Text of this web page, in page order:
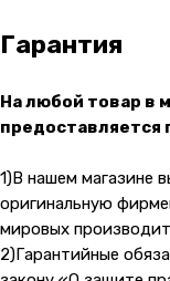
Гарантия
На любой товар в
предоставляется
1)В нашем магазине
оригинальную
мировых
2)Гарантийные
+7 (965) 666-66-89 (
malikpochinit@mail.ru
Сб-Вс: 10:00 — 20:00
Контакты